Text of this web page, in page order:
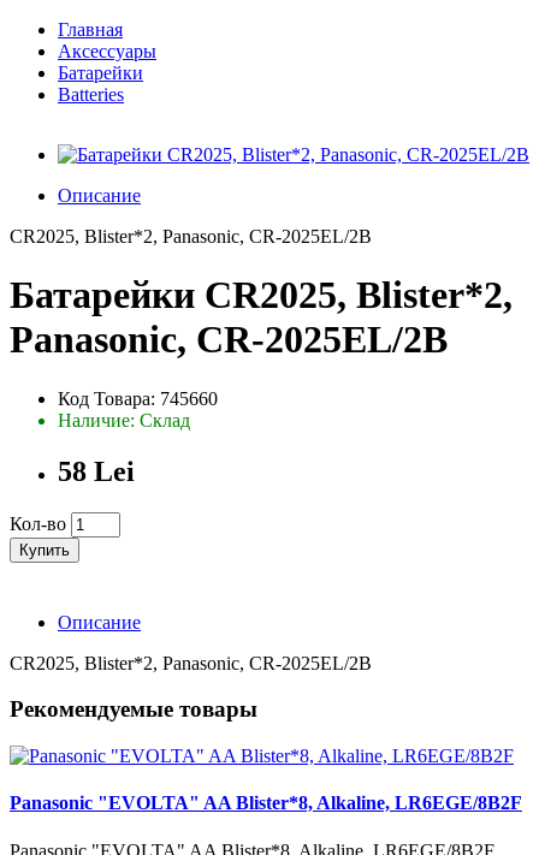
Главная
Аксессуары
Батарейки
Batteries
Описание
CR2025, Blister*2, Panasonic, CR-2025EL/2B
Батарейки CR2025, Blister*2,
Panasonic, CR-2025EL/2B
Код Товара: 745660
Наличие: Склад
58 Lei
Кол-во
Купить
Описание
CR2025, Blister*2, Panasonic, CR-2025EL/2B
Рекомендуемые товары
Panasonic "EVOLTA" AA Blister*8, Alkaline, LR6EGE/8B2F
Panasonic "EVOLTA" AA Blister*8, Alkaline, LR6EGE/8B2F..